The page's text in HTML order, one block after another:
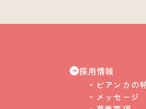
採用情報
ビアンカの
メッセージ